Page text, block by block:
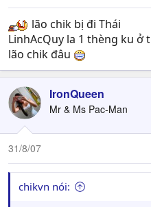
lão chik bị đi Thái
LinhAcQuy la 1 thèng ku ở
lão chik đâu
IronQueen
Mr & Ms Pac-Man
31/8/07
chikvn nói: